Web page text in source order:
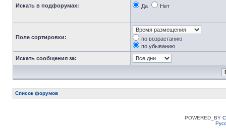
Искать в подфорумах: Да Нет
Поле сортировки:
по возрастанию
по убыванию
Искать сообщения за:
Список форумов
POWERED_BY